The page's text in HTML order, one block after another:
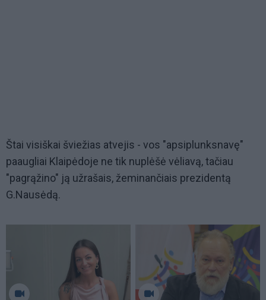
Štai visiškai šviežias atvejis - vos "apsiplunksnavę"
paaugliai Klaipėdoje ne tik nuplėšė vėliavą, tačiau
"pagrąžino" ją užrašais, žeminančiais prezidentą
G.Nausėdą.